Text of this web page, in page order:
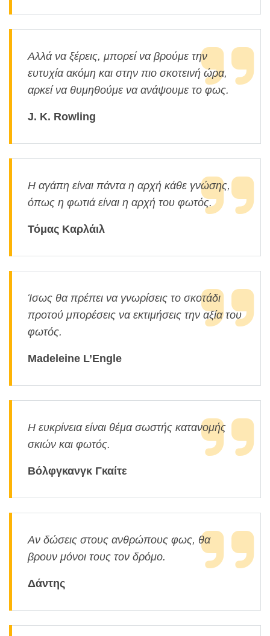
Αλλά να ξέρεις, μπορεί να βρούμε την
ευτυχία ακόμη και στην πιο σκοτεινή ώρα,
αρκεί να θυμηθούμε να ανάψουμε το φως.
J. K. Rowling
Η αγάπη είναι πάντα η αρχή κάθε γνώσης,
όπως η φωτιά είναι η αρχή του φωτός.
Τόμας Καρλάιλ
Ίσως θα πρέπει να γνωρίσεις το σκοτάδι
προτού μπορέσεις να εκτιμήσεις την αξία του
φωτός.
Madeleine L’Engle
Η ευκρίνεια είναι θέμα σωστής κατανομής
σκιών και φωτός.
Βόλφγκανγκ Γκαίτε
Αν δώσεις στους ανθρώπους φως, θα
βρουν μόνοι τους τον δρόμο.
Δάντης